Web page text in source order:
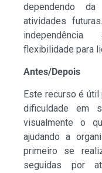
dependendo
atividades
flexibilidade para
Antes/Depois
Este recurso é
dificuldade em
visualmente o
ajudando a
primeiro se
seguidas por